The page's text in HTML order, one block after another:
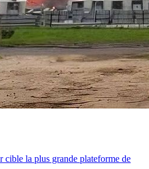
la plus grande plateforme de